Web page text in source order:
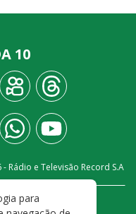
10
- Rádio e Televisão Record S.A
PRIVACIDADE
para